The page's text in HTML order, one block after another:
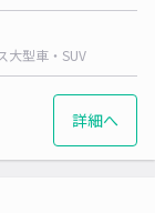
大型車・SUV
詳細へ